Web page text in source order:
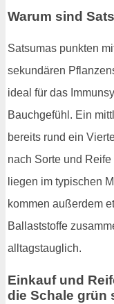
Warum sind
Satsumas punkten
sekundären
ideal für das
Bauchgefühl. Ein
bereits rund ein
nach Sorte und
liegen im typischen
kommen außerdem
Ballaststoffe
alltagstauglich.
Einkauf und
die Schale grün